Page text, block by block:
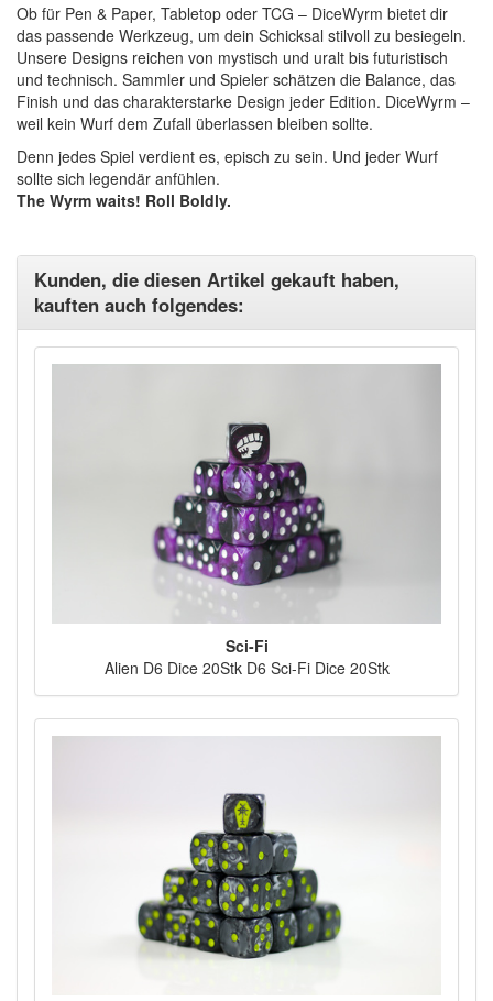
Ob für Pen & Paper, Tabletop oder TCG – DiceWyrm bietet dir
das passende Werkzeug, um dein Schicksal stilvoll zu besiegeln.
Unsere Designs reichen von mystisch und uralt bis futuristisch
und technisch. Sammler und Spieler schätzen die Balance, das
Finish und das charakterstarke Design jeder Edition. DiceWyrm –
weil kein Wurf dem Zufall überlassen bleiben sollte.
Denn jedes Spiel verdient es, episch zu sein. Und jeder Wurf
sollte sich legendär anfühlen.
The Wyrm waits! Roll Boldly.
Kunden, die diesen Artikel gekauft haben,
kauften auch folgendes:
Sci-Fi
Alien D6 Dice 20Stk D6 Sci-Fi Dice 20Stk